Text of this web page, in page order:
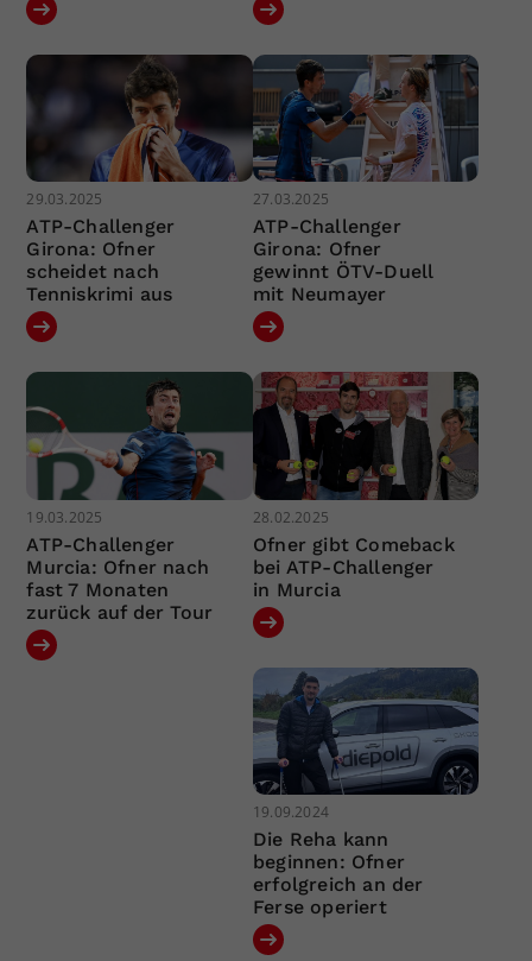
29.03.2025
ATP-Challenger
Girona: Ofner
scheidet nach
Tenniskrimi aus
27.03.2025
ATP-Challenger
Girona: Ofner
gewinnt ÖTV-Duell
mit Neumayer
19.03.2025
ATP-Challenger
Murcia: Ofner nach
fast 7 Monaten
zurück auf der Tour
28.02.2025
Ofner gibt Comeback
bei ATP-Challenger
in Murcia
19.09.2024
Die Reha kann
beginnen: Ofner
erfolgreich an der
Ferse operiert